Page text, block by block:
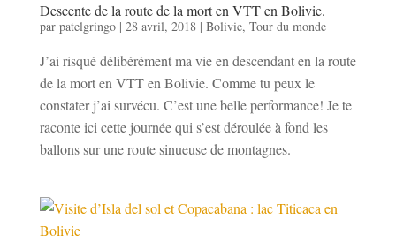
Descente de la route de la mort en VTT en Bolivie.
par patelgringo| 28 avril, 2018| Bolivie, Tour du monde
J’ai risqué délibérément ma vie en descendant en la route
de la mort en VTT en Bolivie. Comme tu peux le
constater j’ai survécu. C’est une belle performance! Je te
raconte ici cette journée qui s’est déroulée à fond les
ballons sur une route sinueuse de montagnes.